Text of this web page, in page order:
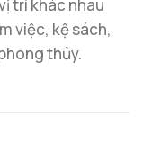
trí khác nhau
việc, kệ sách,
thủy.